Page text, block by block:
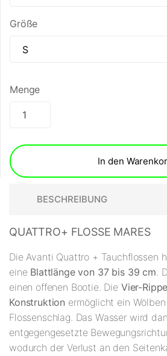
Größe
Menge
In den
BESCHREIBUNG
QUATTRO+ FLOSSE MARES
Die Avanti Quattro + Tauchflossen
eine Blattlänge von 37 bis 39 cm.
einen offenen Bootie. Die Vier-
Konstruktion ermöglicht ein
Flossenschlag. Das Wasser wird
entgegengesetzte
wodurch der Verlust an den